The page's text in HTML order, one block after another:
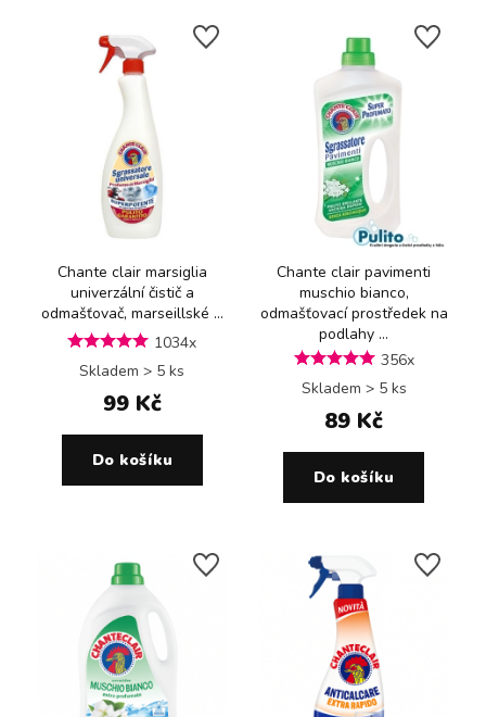
Chante clair marsiglia
univerzální čistič a
odmašťovač, marseillské ...
1034x
Skladem > 5 ks
99 Kč
Do košíku
Chante clair pavimenti
muschio bianco,
odmašťovací prostředek na
podlahy ...
356x
Skladem > 5 ks
89 Kč
Do košíku